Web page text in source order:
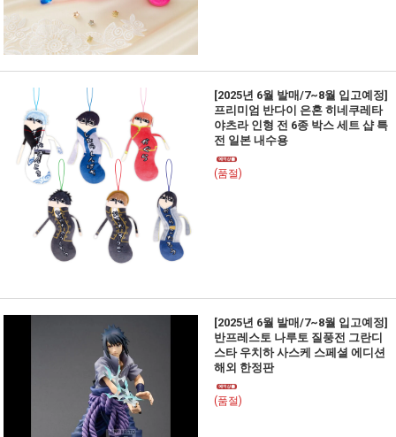
[2025년 6월 발매/7~8월 입고예정]
프리미엄 반다이 은혼 히네쿠레타
야츠라 인형 전 6종 박스 세트 샵 특
전 일본 내수용
(품절)
[2025년 6월 발매/7~8월 입고예정]
반프레스토 나루토 질풍전 그란디
스타 우치하 사스케 스페셜 에디션
해외 한정판
(품절)